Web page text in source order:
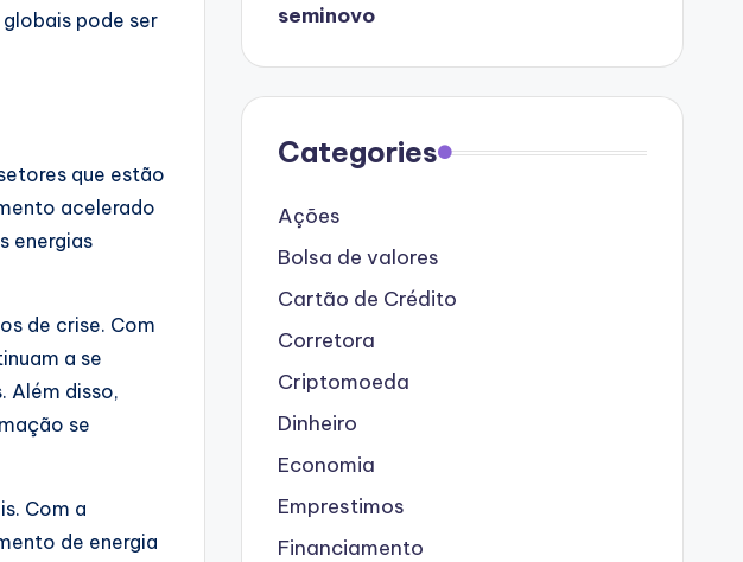
pode ser
que estão
acelerado
energias
de crise. Com
a se
Além disso,
se
Com a
de energia
seminovo
Categories
Ações
Bolsa de valores
Cartão de Crédito
Corretora
Criptomoeda
Dinheiro
Economia
Emprestimos
Financiamento